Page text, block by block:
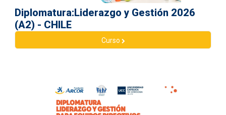
Diplomatura:Liderazgo y Gestión 2026
(A2) - CHILE
Curso